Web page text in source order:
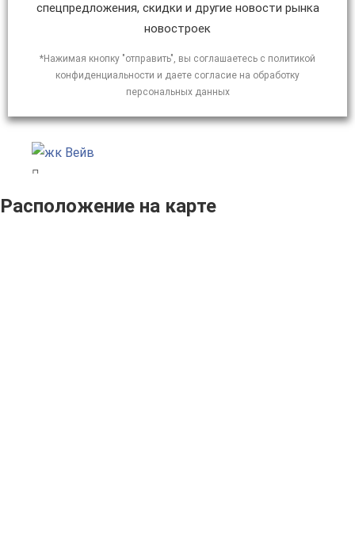
спецпредложения, скидки и другие новости рынка
новостроек
*Нажимая кнопку "отправить", вы соглашаетесь с политикой
конфиденциальности и даете согласие на обработку
персональных данных
Расположение на карте